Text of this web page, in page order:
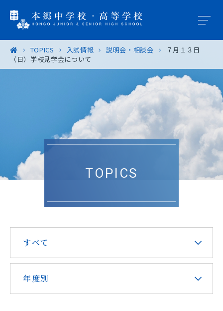
学園概要
入試案内
進路・進学
卒業生の皆様へ
在校生・保護者の皆様へ
TOPICS 入試情報 説明会・相談会
７月１３日
（日）学校見学会について
TOPICS
すべて
年度別